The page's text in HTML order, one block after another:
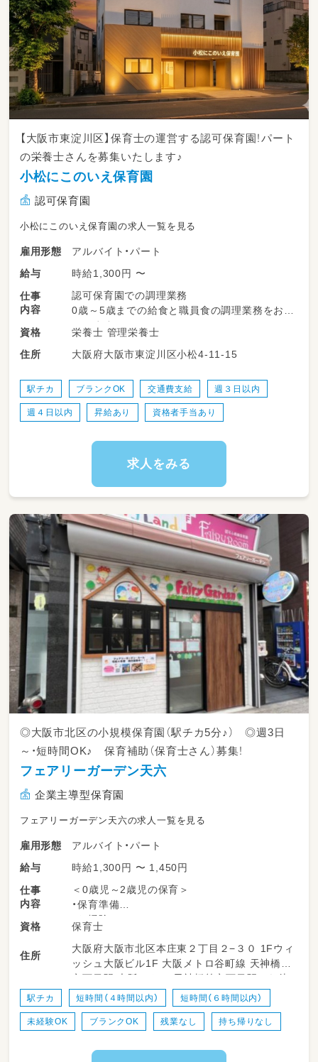
【大阪市東淀川区】保育士の運営する認可保育園！パート
の栄養士さんを募集いたします♪
小松にこのいえ保育園
認可保育園
小松にこのいえ保育園の求人一覧を見る
雇用形態
アルバイト・パート
給与
時給1,300円 〜
仕事
内容
認可保育園での調理業務
0歳～5歳までの給食と職員食の調理業務をお願
いします。
雇用期間の定めあり(6ヶ月、原則更新)※更新回
従事すべき業務の変更の範囲:なし
就業の場所の変更の範囲:なし
資格
栄養士 管理栄養士
住所
大阪府大阪市東淀川区小松4-11-15
駅チカ ブランクOK 交通費支給 週３日以内
週４日以内 昇給あり 資格者手当あり
求人をみる
◎大阪市北区の小規模保育園（駅チカ5分♪） ◎週3日
～・短時間OK♪ 保育補助（保育士さん）募集！
フェアリーガーデン天六
企業主導型保育園
フェアリーガーデン天六の求人一覧を見る
雇用形態
アルバイト・パート
給与
時給1,300円 〜 1,450円
仕事
内容
＜0歳児～2歳児の保育＞
・保育準備
・お掃除
・お散歩の付き添い
・お昼寝中の見守り
・連絡帳や日誌の記入もお願いする場合がござ
〈こんな方が向いています♪〉
・お子さまの事もスタッフの事も大事にできる
・担任を主で行うより影でサポートしたい方
資格 保育士
住所
大阪府大阪市北区本庄東２丁目２−３０ 1Fウィ
ッシュ大阪ビル1F 大阪メトロ谷町線 天神橋筋
六丁目駅 大阪メトロ 天神橋筋六丁目駅から徒
歩で5分 大阪メトロ堺筋線 天神橋筋六丁目駅
大阪メトロ 天神橋筋六丁目駅から徒歩で5分
駅チカ 短時間（４時間以内） 短時間（６時間以内）
未経験OK ブランクOK 残業なし 持ち帰りなし